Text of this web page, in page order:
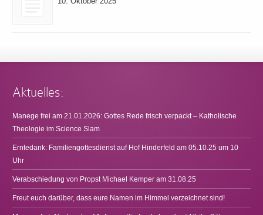
Aktuelles:
Manege frei am 21.01.2026: Gottes Rede frisch verpackt – Katholische
Theologie im Science Slam
Erntedank: Familiengottesdienst auf Hof Hinderfeld am 05.10.25 um 10
Uhr
Verabschiedung von Propst Michael Kemper am 31.08.25
Freut euch darüber, dass eure Namen im Himmel verzeichnet sind!